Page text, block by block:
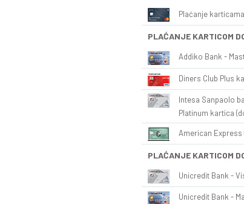
Plaćanje
PLAĆANJE KARTICOM
Addiko Bank -
Diners Club Plus
Intesa Sanpaolo
Platinum kartica
American Express
PLAĆANJE KARTICOM
Unicredit Bank -
Unicredit Bank -